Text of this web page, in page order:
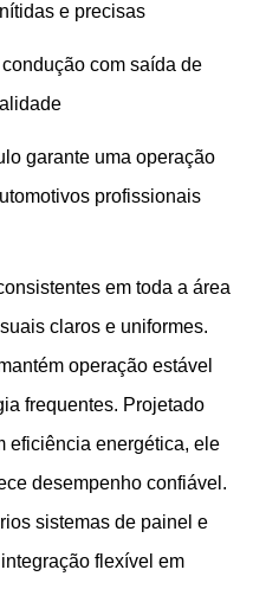
e precisas
com saída de
garante uma operação
profissionais
em toda a área
claros e uniformes.
operação estável
frequentes. Projetado
eficiência energética, ele
desempenho confiável.
sistemas de painel e
flexível em